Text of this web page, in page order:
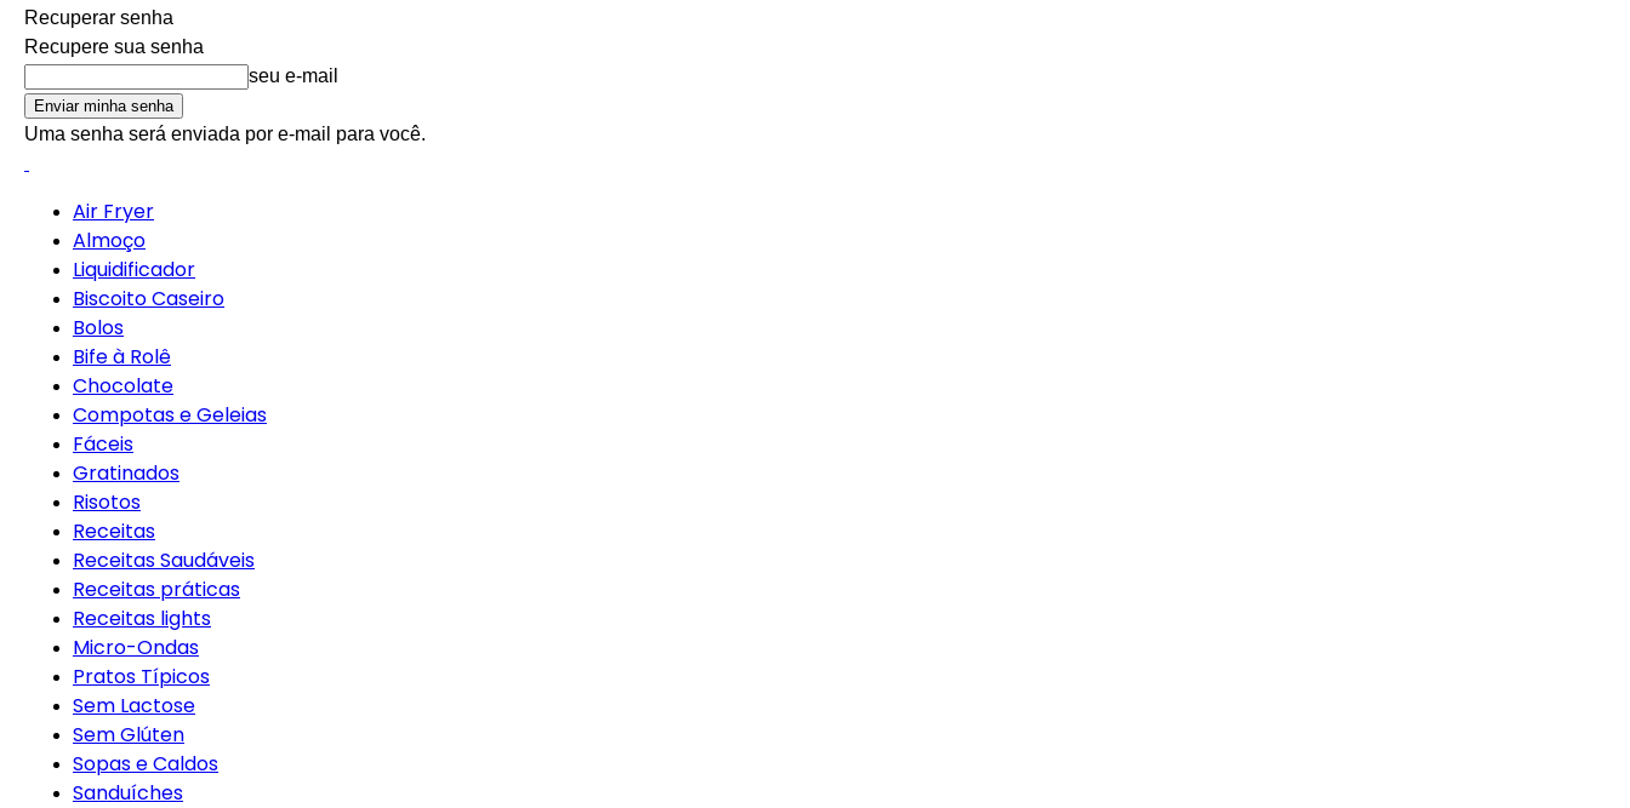
Recuperar senha
Recupere sua senha
seu e-mail
Uma senha será enviada por e-mail para você.
Air Fryer
Almoço
Liquidificador
Biscoito Caseiro
Bolos
Bife à Rolê
Chocolate
Compotas e Geleias
Fáceis
Gratinados
Risotos
Receitas
Receitas Saudáveis
Receitas práticas
Receitas lights
Micro-Ondas
Pratos Típicos
Sem Lactose
Sem Glúten
Sopas e Caldos
Sanduíches